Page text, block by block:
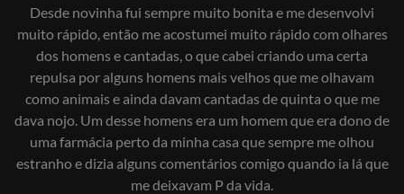
Desde novinha fui sempre muito bonita e me desenvolvi
muito rápido, então me acostumei muito rápido com olhares
dos homens e cantadas, o que cabei criando uma certa
repulsa por alguns homens mais velhos que me olhavam
como animais e ainda davam cantadas de quinta o que me
dava nojo. Um desse homens era um homem que era dono de
uma farmácia perto da minha casa que sempre me olhou
estranho e dizia alguns comentários comigo quando ia lá que
me deixavam P da vida.